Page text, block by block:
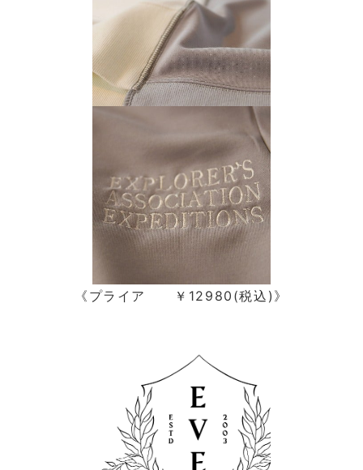
《プライア ￥12980(税込)》